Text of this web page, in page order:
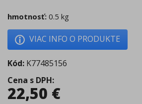
hmotnosť: 0.5 kg
VIAC INFO O PRODUKTE
Kód: K77485156
Cena s DPH:
22,50 €